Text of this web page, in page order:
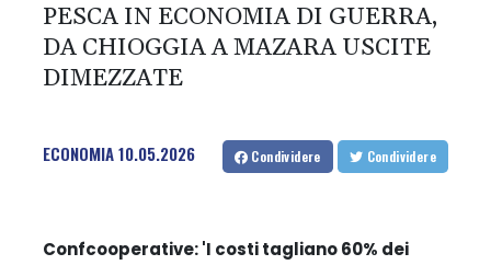
PESCA IN ECONOMIA DI GUERRA,
DA CHIOGGIA A MAZARA USCITE
DIMEZZATE
ECONOMIA10.05.2026 Condividere Condividere
Confcooperative: 'I costi tagliano 60% dei